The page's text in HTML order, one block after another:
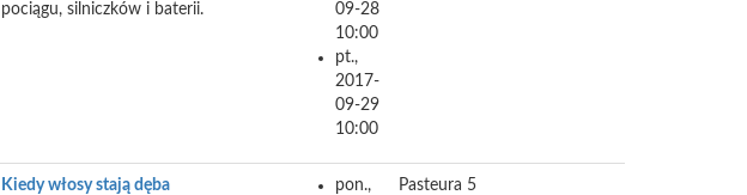
pociągu, silniczków i baterii.
09-28
10:00
pt.,
2017-
09-29
10:00
Kiedy włosy stają dęba
pon.,
Pasteura 5